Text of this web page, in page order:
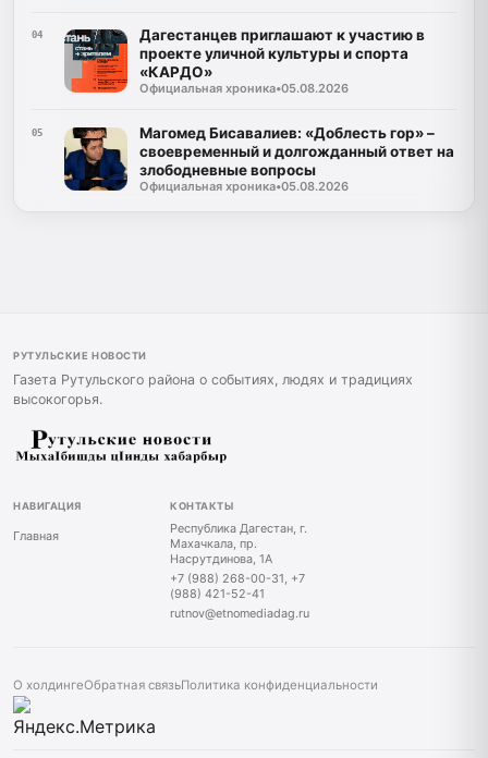
04
Дагестанцев приглашают к участию в
проекте уличной культуры и спорта
«КАРДО»
Официальная хроника•05.08.2026
05
Магомед Бисавалиев: «Доблесть гор» –
своевременный и долгожданный ответ на
злободневные вопросы
Официальная хроника•05.08.2026
РУТУЛЬСКИЕ НОВОСТИ
Газета Рутульского района о событиях, людях и традициях
высокогорья.
НАВИГАЦИЯ
Главная
КОНТАКТЫ
Республика Дагестан, г.
Махачкала, пр.
Насрутдинова, 1А
+7 (988) 268-00-31, +7
(988) 421-52-41
rutnov@etnomediadag.ru
О холдингеОбратная связьПолитика конфиденциальности